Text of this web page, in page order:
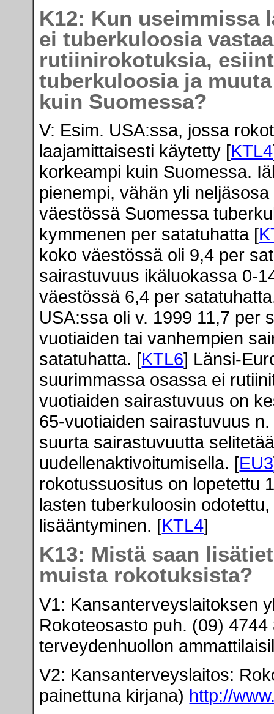
K12: Kun useimmissa
ei tuberkuloosia
rutiinirokotuksia,
tuberkuloosia ja
kuin Suomessa?
V: Esim. USA:ssa, jossa
laajamittaisesti käytetty [KTL4
korkeampi kuin Suomessa.
pienempi, vähän yli
väestössä Suomessa
kymmenen per satatuhatta [
koko väestössä oli 9,4 per
sairastuvuus ikäluokassa 0-
väestössä 6,4 per
USA:ssa oli v. 1999 11,7 per
vuotiaiden tai vanhempien
satatuhatta. [KTL6] Länsi-
suurimmassa osassa ei
vuotiaiden sairastuvuus on
65-vuotiaiden sairastuvuus
suurta sairastuvuutta
uudellenaktivoitumisella. [EU3
rokotussuositus on lopetettu
lasten tuberkuloosin
lisääntyminen. [KTL4]
K13: Mistä saan
muista rokotuksista?
V1: Kansanterveyslaitoksen
Rokoteosasto puh. (09)
terveydenhuollon
V2: Kansanterveyslaitos:
painettuna kirjana) http://